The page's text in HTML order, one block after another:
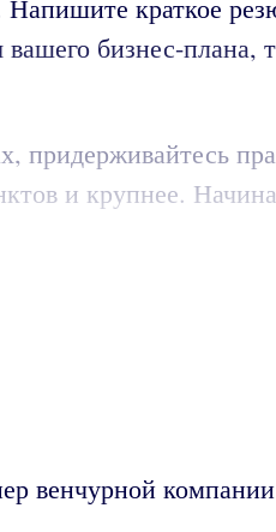
краткое
бизнес-плана,
придерживайтесь
и крупнее.
венчурной